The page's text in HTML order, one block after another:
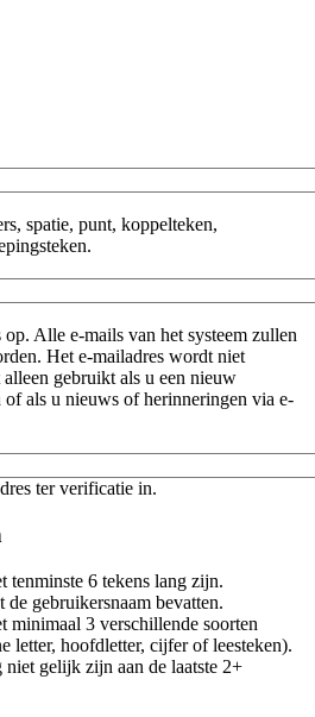
spatie, punt, koppelteken,
Alle e-mails van het systeem zullen
Het e-mailadres wordt niet
gebruikt als u een nieuw
als u nieuws of herinneringen via e-
ter verificatie in.
tenminste 6 tekens lang zijn.
gebruikersnaam bevatten.
minimaal 3 verschillende soorten
letter, hoofdletter, cijfer of leesteken).
gelijk zijn aan de laatste 2+